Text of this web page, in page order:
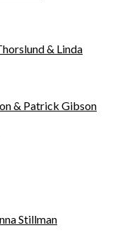
& Linda
& Patrick Gibson
Stillman